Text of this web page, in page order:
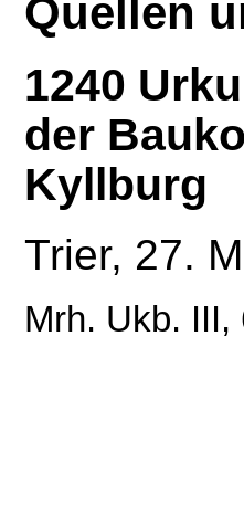
Quellen
1240
der
Kyllburg
Trier, 27.
Mrh. Ukb. III,